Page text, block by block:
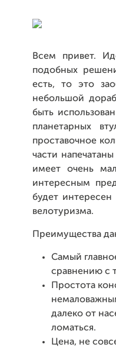
Всем привет.
подобных
есть, то это
небольшой
быть
планетарных
проставочное
части
имеет очень
интересным
будет
велотуризма.
Преимущества
Самый
сравнению с
Простота
далеко от
ломаться.
Цена, не